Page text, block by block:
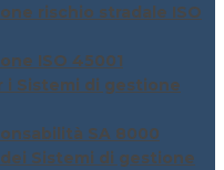
rischio stradale ISO
ISO 45001
i Sistemi di gestione
SA 8000
Sistemi di gestione